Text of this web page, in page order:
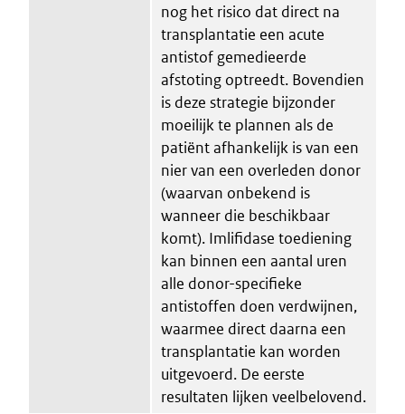
nog het risico dat direct na
transplantatie een acute
antistof gemedieerde
afstoting optreedt. Bovendien
is deze strategie bijzonder
moeilijk te plannen als de
patiënt afhankelijk is van een
nier van een overleden donor
(waarvan onbekend is
wanneer die beschikbaar
komt). Imlifidase toediening
kan binnen een aantal uren
alle donor-specifieke
antistoffen doen verdwijnen,
waarmee direct daarna een
transplantatie kan worden
uitgevoerd. De eerste
resultaten lijken veelbelovend.